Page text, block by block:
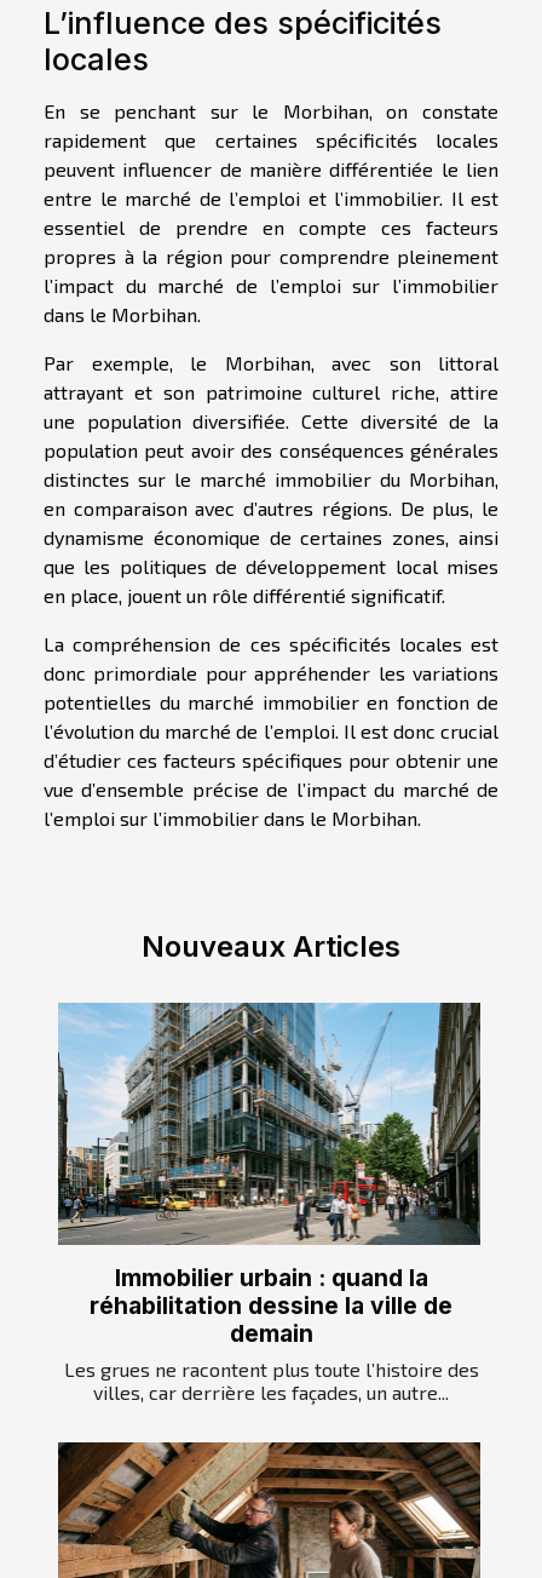
L’influence des spécificités
locales
En se penchant sur le Morbihan, on constate
rapidement que certaines spécificités locales
peuvent influencer de manière différentiée le lien
entre le marché de l’emploi et l’immobilier. Il est
essentiel de prendre en compte ces facteurs
propres à la région pour comprendre pleinement
l’impact du marché de l’emploi sur l’immobilier
dans le Morbihan.
Par exemple, le Morbihan, avec son littoral
attrayant et son patrimoine culturel riche, attire
une population diversifiée. Cette diversité de la
population peut avoir des conséquences générales
distinctes sur le marché immobilier du Morbihan,
en comparaison avec d’autres régions. De plus, le
dynamisme économique de certaines zones, ainsi
que les politiques de développement local mises
en place, jouent un rôle différentié significatif.
La compréhension de ces spécificités locales est
donc primordiale pour appréhender les variations
potentielles du marché immobilier en fonction de
l’évolution du marché de l’emploi. Il est donc crucial
d’étudier ces facteurs spécifiques pour obtenir une
vue d’ensemble précise de l’impact du marché de
l’emploi sur l’immobilier dans le Morbihan.
Nouveaux Articles
Immobilier urbain : quand la
réhabilitation dessine la ville de
demain
Les grues ne racontent plus toute l’histoire des
villes, car derrière les façades, un autre...